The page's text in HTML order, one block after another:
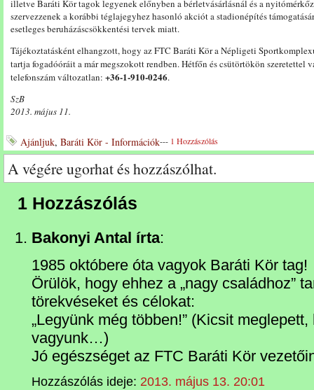
illetve Baráti Kör tagok legyenek előnyben a bérletvásárlásnál és a
szervezzenek a korábbi téglajegyhez hasonló akciót a stadionépítés
esetleges beruházáscsökkentési tervek miatt.
Tájékoztatásként elhangzott, hogy az FTC Baráti Kör a Népligeti
tartja fogadóóráit a már megszokott rendben. Hétfőn és csütörtökön szeretettel
telefonszám változatlan: +36-1-910-0246.
SzB
2013. május 11.
Ajánljuk, Baráti Kör - Információk--- 1 Hozzászólás
A végére ugorhat és hozzászólhat.
1 Hozzászólás
Bakonyi Antal írta:
1985 októbere óta vagyok Baráti Kör tag!
Örülök, hogy ehhez a „nagy családhoz”
törekvéseket és célokat:
„Legyünk még többen!” (Kicsit
vagyunk…)
Jó egészséget az FTC Baráti Kör
Hozzászólás ideje: 2013. május 13. 20:01